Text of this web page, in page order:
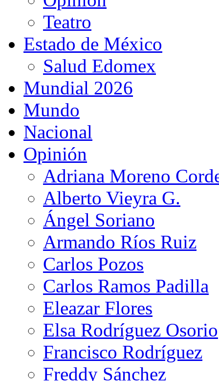
Teatro
Estado de México
Salud Edomex
Mundial 2026
Mundo
Nacional
Opinión
Adriana Moreno
Alberto Vieyra G.
Ángel Soriano
Armando Ríos Ruiz
Carlos Pozos
Carlos Ramos Padilla
Eleazar Flores
Elsa Rodríguez Osorio
Francisco Rodríguez
Freddy Sánchez